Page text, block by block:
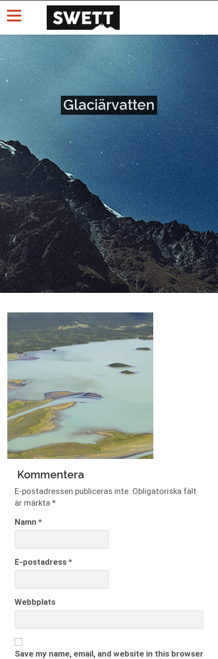
Glaciärvatten
Kommentera
E-postadressen publiceras inte. Obligatoriska fält
är märkta *
Namn *
E-postadress *
Webbplats
Save my name, email, and website in this browser